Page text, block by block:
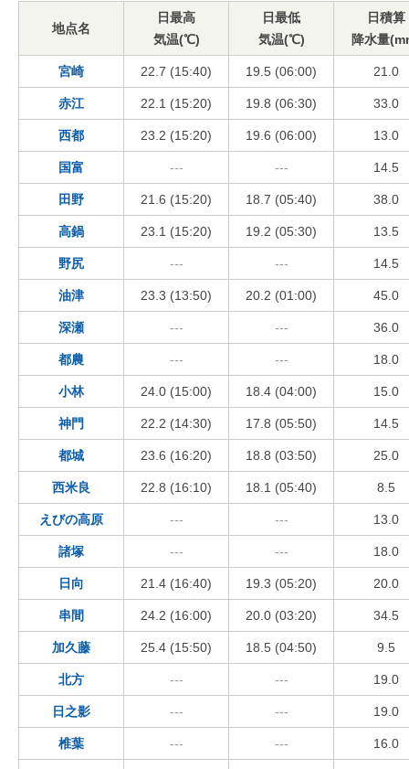
地点名
日最高
気温(℃)
日最低
気温(℃)
日積算
降水量
宮崎 22.7 (15:40) 19.5 (06:00) 21.0
赤江 22.1 (15:20) 19.8 (06:30) 33.0
西都 23.2 (15:20) 19.6 (06:00) 13.0
国富 --- --- 14.5
田野 21.6 (15:20) 18.7 (05:40) 38.0
高鍋 23.1 (15:20) 19.2 (05:30) 13.5
野尻 --- --- 14.5
油津 23.3 (13:50) 20.2 (01:00) 45.0
深瀬 --- --- 36.0
都農 --- --- 18.0
小林 24.0 (15:00) 18.4 (04:00) 15.0
神門 22.2 (14:30) 17.8 (05:50) 14.5
都城 23.6 (16:20) 18.8 (03:50) 25.0
西米良 22.8 (16:10) 18.1 (05:40) 8.5
えびの高原 --- --- 13.0
諸塚 --- --- 18.0
日向 21.4 (16:40) 19.3 (05:20) 20.0
串間 24.2 (16:00) 20.0 (03:20) 34.5
加久藤 25.4 (15:50) 18.5 (04:50) 9.5
北方 --- --- 19.0
日之影 --- --- 19.0
椎葉 --- --- 16.0